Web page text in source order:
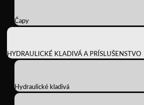
Čapy
HYDRAULICKÉ KLADIVÁ A PRÍSLUŠENSTVO
Hydraulické kladivá